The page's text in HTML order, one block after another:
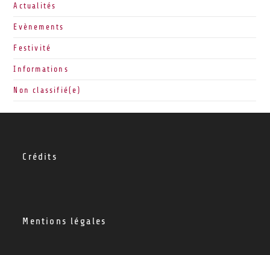
Actualités
Evènements
Festivité
Informations
Non classifié(e)
Crédits
Mentions légales